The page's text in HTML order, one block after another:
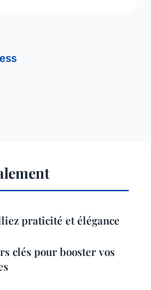
praticité et élégance
clés pour booster vos